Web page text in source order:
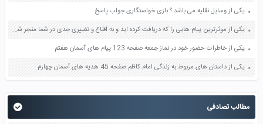
یکی از وسایل نقلیه می باشد ؟ بازی خواستگاری جواب پاسخ
یکی از موثرترین پیام هایی را که دریافت کرده اید و به اقناع و تغییری جدی در شما منجر شده است برسی کنید و علت این تاثیر گذاری قابل توجه را بنویسید صفحه 52 تفکر و سواد رسانه ای دهم
یکی از خاطرات حضور خود در نماز جمعه صفحه 123 پیام های آسمان هفتم
یکی از داستان های مربوط به زندگی امام کاظم صفحه 45 هدیه های آسمان چهارم
مطالب تصادفی